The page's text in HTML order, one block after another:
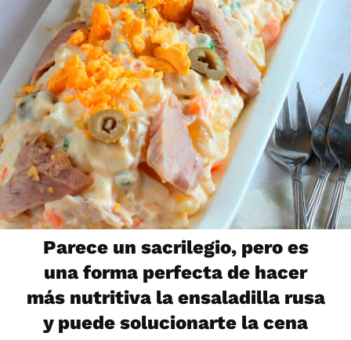
Parece un sacrilegio, pero es
una forma perfecta de hacer
más nutritiva la ensaladilla rusa
y puede solucionarte la cena